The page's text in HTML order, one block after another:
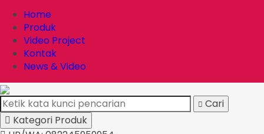
Home
Produk
Video Project
Kontak
News & Video
Cari
Kategori Produk